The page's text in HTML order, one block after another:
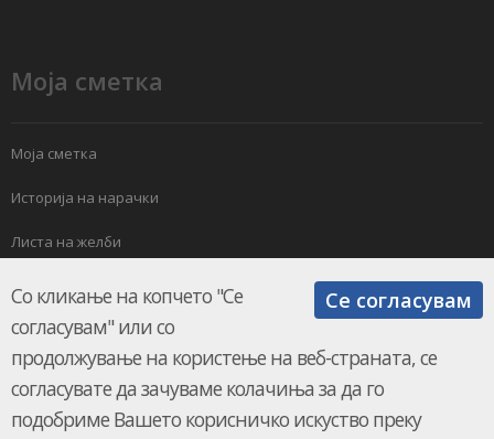
Моја сметка
Моја сметка
Историја на нарачки
Листа на желби
Електронски билтен
Се согласувам
Со кликање на копчето "Се
согласувам" или со
продолжување на користење на веб-страната, се
согласувате да зачуваме колачиња за да го
подобриме Вашето корисничко искуство преку